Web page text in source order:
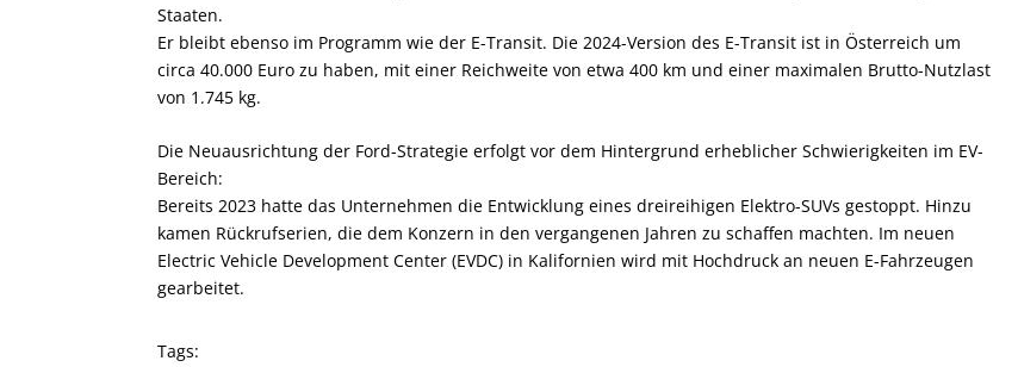
Staaten.
Er bleibt ebenso im Programm wie der E-Transit. Die 2024-Version des E-Transit ist in Österreich um
circa 40.000 Euro zu haben, mit einer Reichweite von etwa 400 km und einer maximalen Brutto-Nutzlast
von 1.745 kg.
Die Neuausrichtung der Ford-Strategie erfolgt vor dem Hintergrund erheblicher Schwierigkeiten im EV-
Bereich:
Bereits 2023 hatte das Unternehmen die Entwicklung eines dreireihigen Elektro-SUVs gestoppt. Hinzu
kamen Rückrufserien, die dem Konzern in den vergangenen Jahren zu schaffen machten. Im neuen
Electric Vehicle Development Center (EVDC) in Kalifornien wird mit Hochdruck an neuen E-Fahrzeugen
gearbeitet.
Tags: